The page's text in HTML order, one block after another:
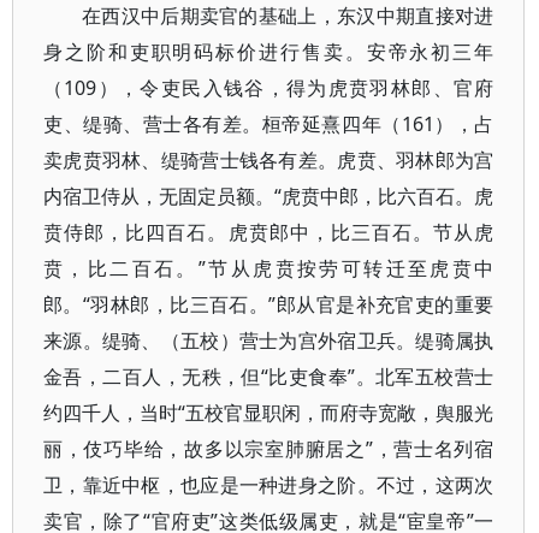
在西汉中后期卖官的基础上，东汉中期直接对进
身之阶和吏职明码标价进行售卖。安帝永初三年
（109），令吏民入钱谷，得为虎贲羽林郎、官府
吏、缇骑、营士各有差。桓帝延熹四年（161），占
卖虎贲羽林、缇骑营士钱各有差。虎贲、羽林郎为宫
内宿卫侍从，无固定员额。“虎贲中郎，比六百石。虎
贲侍郎，比四百石。虎贲郎中，比三百石。节从虎
贲，比二百石。”节从虎贲按劳可转迁至虎贲中
郎。“羽林郎，比三百石。”郎从官是补充官吏的重要
来源。缇骑、（五校）营士为宫外宿卫兵。缇骑属执
金吾，二百人，无秩，但“比吏食奉”。北军五校营士
约四千人，当时“五校官显职闲，而府寺宽敞，舆服光
丽，伎巧毕给，故多以宗室肺腑居之”，营士名列宿
卫，靠近中枢，也应是一种进身之阶。不过，这两次
卖官，除了“官府吏”这类低级属吏，就是“宦皇帝”一